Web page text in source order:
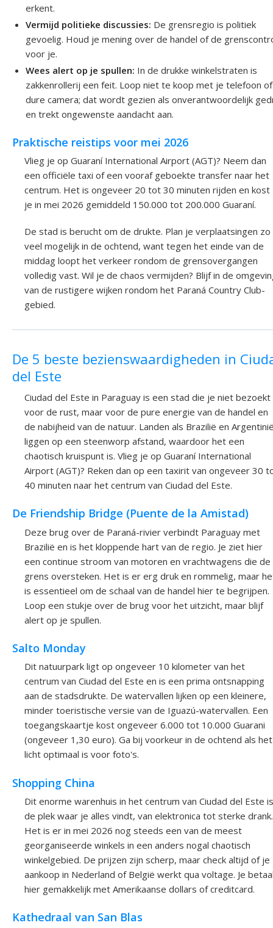
erkent.
Vermijd politieke discussies: De grensregio is politiek
gevoelig. Houd je mening over de handel of de
voor je.
Wees alert op je spullen: In de drukke winkelstraten is
zakkenrollerij een feit. Loop niet te koop met je telefoon of
dure camera; dat wordt gezien als onverantwoordelijk
en trekt ongewenste aandacht aan.
Praktische reistips voor mei 2026
Vlieg je op Guaraní International Airport (AGT)? Neem dan
een officiële taxi of een vooraf geboekte transfer naar het
centrum. Het is ongeveer 20 tot 30 minuten rijden en kost
je in mei 2026 gemiddeld 150.000 tot 200.000 Guaraní.
De stad is berucht om de drukte. Plan je verplaatsingen zo
veel mogelijk in de ochtend, want tegen het einde van de
middag loopt het verkeer rondom de grensovergangen
volledig vast. Wil je de chaos vermijden? Blijf in de
van de rustigere wijken rondom het Paraná Country Club-
gebied.
De 5 beste bezienswaardigheden in
del Este
Ciudad del Este in Paraguay is een stad die je niet bezoekt
voor de rust, maar voor de pure energie van de handel en
de nabijheid van de natuur. Landen als Brazilië en
liggen op een steenworp afstand, waardoor het een
chaotisch kruispunt is. Vlieg je op Guaraní International
Airport (AGT)? Reken dan op een taxirit van ongeveer 30
40 minuten naar het centrum van Ciudad del Este.
De Friendship Bridge (Puente de la Amistad)
Deze brug over de Paraná-rivier verbindt Paraguay met
Brazilië en is het kloppende hart van de regio. Je ziet hier
een continue stroom van motoren en vrachtwagens die de
grens oversteken. Het is er erg druk en rommelig, maar
is essentieel om de schaal van de handel hier te begrijpen.
Loop een stukje over de brug voor het uitzicht, maar blijf
alert op je spullen.
Salto Monday
Dit natuurpark ligt op ongeveer 10 kilometer van het
centrum van Ciudad del Este en is een prima ontsnapping
aan de stadsdrukte. De watervallen lijken op een kleinere,
minder toeristische versie van de Iguazú-watervallen. Een
toegangskaartje kost ongeveer 6.000 tot 10.000 Guarani
(ongeveer 1,30 euro). Ga bij voorkeur in de ochtend als het
licht optimaal is voor foto's.
Shopping China
Dit enorme warenhuis in het centrum van Ciudad del Este is
de plek waar je alles vindt, van elektronica tot sterke drank.
Het is er in mei 2026 nog steeds een van de meest
georganiseerde winkels in een anders nogal chaotisch
winkelgebied. De prijzen zijn scherp, maar check altijd of je
aankoop in Nederland of België werkt qua voltage. Je
hier gemakkelijk met Amerikaanse dollars of creditcard.
Kathedraal van San Blas